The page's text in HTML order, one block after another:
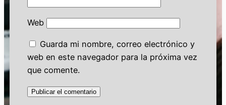
Web
Guarda mi nombre, correo electrónico y
web en este navegador para la próxima vez
que comente.